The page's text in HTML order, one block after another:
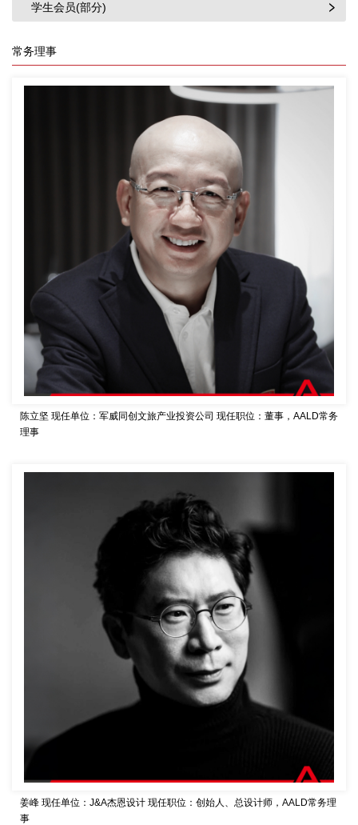
学生会员(部分)
常务理事
陈立坚 现任单位：军威同创文旅产业投资公司 现任职位：董事，AALD常务
理事
姜峰 现任单位：J&A杰恩设计 现任职位：创始人、总设计师，AALD常务理
事